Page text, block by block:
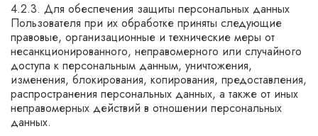
4.2.3. Для обеспечения защиты персональных данных
Пользователя при их обработке приняты следующие
правовые, организационные и технические меры от
несанкционированного, неправомерного или случайного
доступа к персональным данным, уничтожения,
изменения, блокирования, копирования, предоставления,
распространения персональных данных, а также от иных
неправомерных действий в отношении персональных
данных.